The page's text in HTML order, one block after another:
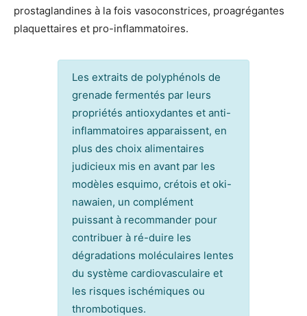
prostaglandines à la fois vasoconstrices, proagrégantes
plaquettaires et pro-inflammatoires.
Les extraits de polyphénols de
grenade fermentés par leurs
propriétés antioxydantes et anti-
inflammatoires apparaissent, en
plus des choix alimentaires
judicieux mis en avant par les
modèles esquimo, crétois et oki-
nawaien, un complément
puissant à recommander pour
contribuer à ré-duire les
dégradations moléculaires lentes
du système cardiovasculaire et
les risques ischémiques ou
thrombotiques.